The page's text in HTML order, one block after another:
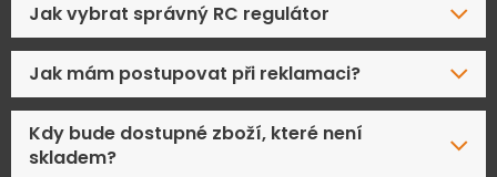
Jak vybrat správný RC regulátor
Jak mám postupovat při reklamaci?
Kdy bude dostupné zboží, které není
skladem?